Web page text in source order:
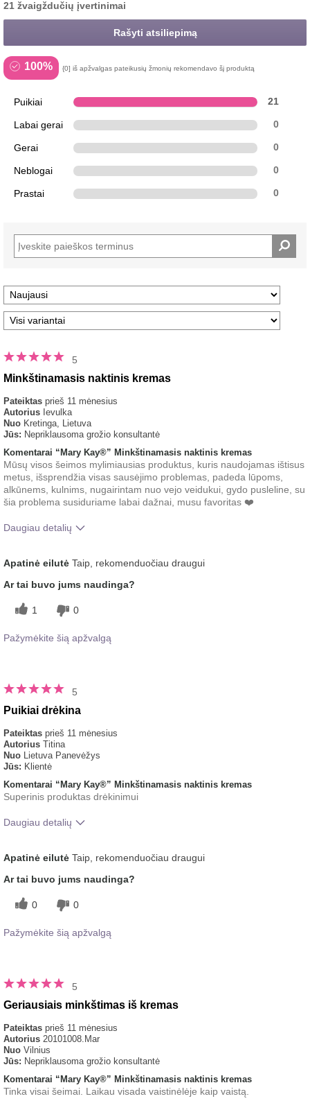
21 žvaigždučių įvertinimai
Rašyti atsiliepimą
100% {0] iš apžvalgas pateikusių žmonių rekomendavo šį produktą
Puikiai 21
Labai gerai 0
Gerai 0
Neblogai 0
Prastai 0
5
Minkštinamasis naktinis kremas
Pateiktas prieš 11 mėnesius
Autorius Ievulka
Nuo Kretinga, Lietuva
Jūs: Nepriklausoma grožio konsultantė
Komentarai “Mary Kay®” Minkštinamasis naktinis kremas
Mūsų visos šeimos mylimiausias produktus, kuris naudojamas ištisus
metus, išsprendžia visas sausėjimo problemas, padeda lūpoms,
alkūnems, kulnims, nugairintam nuo vejo veidukui, gydo pusleline, su
šia problema susiduriame labai dažnai, musu favoritas ❤️
Daugiau detalių
produkto naudojimo?
Apatinė eilutė Taip, rekomenduočiau draugui
Ar tai buvo jums naudinga?
1 0
Pažymėkite šią apžvalgą
5
Puikiai drėkina
Pateiktas prieš 11 mėnesius
Autorius Titina
Nuo Lietuva Panevėžys
Jūs: Klientė
Komentarai “Mary Kay®” Minkštinamasis naktinis kremas
Superinis produktas drėkinimui
Daugiau detalių
produkto naudojimo?
Apatinė eilutė Taip, rekomenduočiau draugui
Ar tai buvo jums naudinga?
0 0
Pažymėkite šią apžvalgą
5
Geriausiais minkštimas iš kremas
Pateiktas prieš 11 mėnesius
Autorius 20101008.Mar
Nuo Vilnius
Jūs: Nepriklausoma grožio konsultantė
Komentarai “Mary Kay®” Minkštinamasis naktinis kremas
Tinka visai šeimai. Laikau visada vaistinėlėje kaip vaistą.